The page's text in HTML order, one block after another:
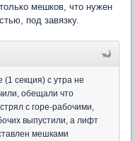
мешков, что нужен
под завязку.
секция) с утра не
обещали что
с горе-рабочими,
выпустили, а лифт
мешками